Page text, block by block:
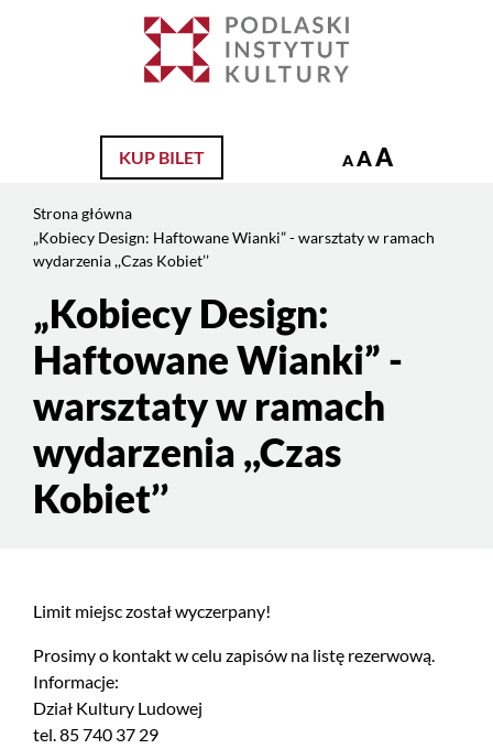
warsztaty
ramach
wydarzenia
,,Czas
Kobiet’’
KUP BILET A AA
Strona główna
„Kobiecy Design: Haftowane Wianki” - warsztaty w ramach
wydarzenia ,,Czas Kobiet’’
strony„Kobiecy Design:
Haftowane Wianki” -
warsztaty w ramach
wydarzenia ,,Czas
Kobiet’’
Limit miejsc został wyczerpany!
Prosimy o kontakt w celu zapisów na listę rezerwową.
Informacje:
Dział Kultury Ludowej
tel. 85 740 37 29